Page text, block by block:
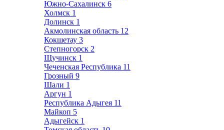
Южно-Сахалинск 6
Холмск 1
Долинск 1
Акмолинская область 12
Кокшетау 3
Степногорск 2
Щучинск 1
Чеченская Республика 11
Грозный 9
Шали 1
Аргун 1
Республика Адыгея 11
Майкоп 5
Адыгейск 1